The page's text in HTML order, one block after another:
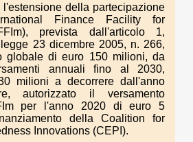
l'estensione della partecipazione
Finance Facility for
prevista dall'articolo 1,
23 dicembre 2005, n. 266,
globale di euro 150 milioni, da
annuali fino al 2030,
milioni a decorrere dall'anno
autorizzato il versamento
per l'anno 2020 di euro 5
della Coalition for
Innovations (CEPI).